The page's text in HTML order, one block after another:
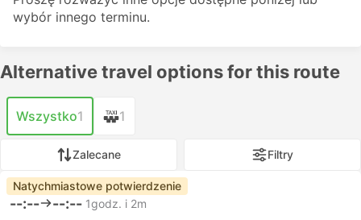
wybór innego terminu.
Alternative travel options for this route
Wszystko1 1
Zalecane Filtry
Natychmiastowe potwierdzenie
--:-- --:-- 1godz. i 2m